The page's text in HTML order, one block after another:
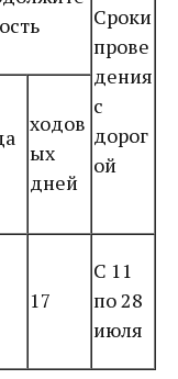
Сроки
прове
дения
с
дорог
ой
ходов
ых
дней
17
С 11
по 28
июля